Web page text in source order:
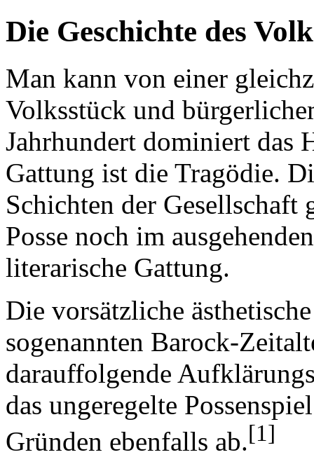
Die Geschichte des
Man kann von einer
Volksstück und
Jahrhundert dominiert das
Gattung ist die Tragödie.
Schichten der Gesellschaft
Posse noch im
literarische Gattung.
Die vorsätzliche
sogenannten Barock-
darauffolgende
das ungeregelte
Gründen ebenfalls ab.[1]